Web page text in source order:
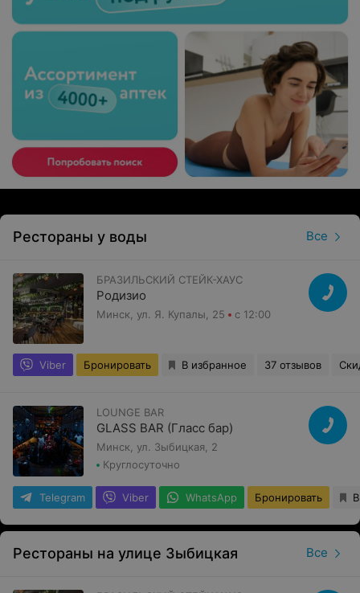
Рестораны у воды Все
БРАЗИЛЬСКИЙ СТЕЙК-ХАУС
Родизио
Минск, ул. Я. Купалы, 25 с 12:00
Viber Бронировать В избранное 37 отзывов
LOUNGE BAR
GLASS BAR (Гласс бар)
Минск, ул. Зыбицкая, 2
Круглосуточно
Telegram Viber WhatsApp Бронировать
Рестораны на улице Зыбицкая Все